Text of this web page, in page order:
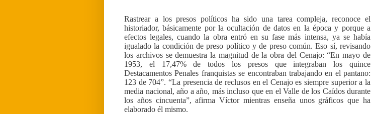
Rastrear a los presos políticos ha sido una tarea compleja, reconoce el
historiador, básicamente por la ocultación de datos en la época y porque a
efectos legales, cuando la obra entró en su fase más intensa, ya se había
igualado la condición de preso político y de preso común. Eso sí, revisando
los archivos se demuestra la magnitud de la obra del Cenajo: “En mayo de
1953, el 17,47% de todos los presos que integraban los quince
Destacamentos Penales franquistas se encontraban trabajando en el pantano:
123 de 704”. “La presencia de reclusos en el Cenajo es siempre superior a la
media nacional, año a año, más incluso que en el Valle de los Caídos durante
los años cincuenta”, afirma Víctor mientras enseña unos gráficos que ha
elaborado él mismo.